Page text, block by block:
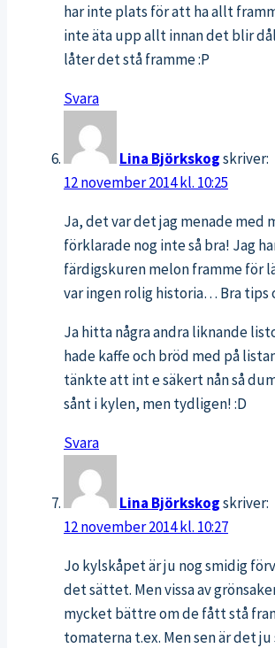
har inte plats för att ha allt
inte äta upp allt innan det blir
låter det stå framme :P
Svara
Lina Björkskogskriver:
12 november 2014 kl. 10:25
Ja, det var det jag menade med
förklarade nog inte så bra! Jag
färdigskuren melon framme för
var ingen rolig historia… Bra tips
Ja hitta några andra liknande
hade kaffe och bröd med på
tänkte att int e säkert nån så
sånt i kylen, men tydligen! :D
Svara
Lina Björkskogskriver:
12 november 2014 kl. 10:27
Jo kylskåpet är ju nog smidig
det sättet. Men vissa av
mycket bättre om de fått stå
tomaterna t.ex. Men sen är det